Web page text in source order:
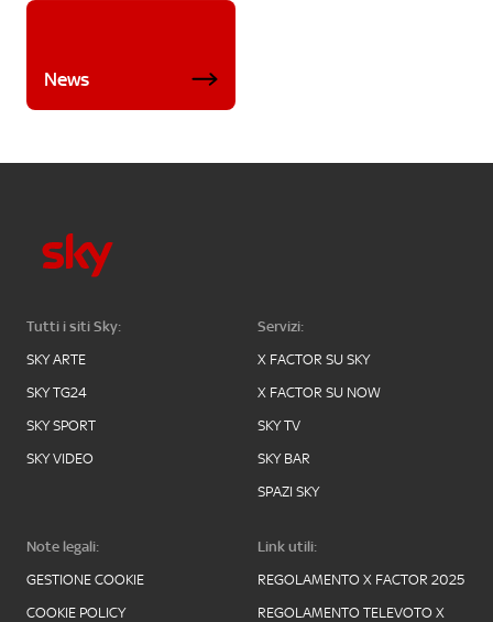
News
Tutti i siti Sky:
SKY ARTE
SKY TG24
SKY SPORT
SKY VIDEO
Servizi:
X FACTOR SU SKY
X FACTOR SU NOW
SKY TV
SKY BAR
SPAZI SKY
Note legali:
GESTIONE COOKIE
COOKIE POLICY
Link utili:
REGOLAMENTO X FACTOR 2025
REGOLAMENTO TELEVOTO X